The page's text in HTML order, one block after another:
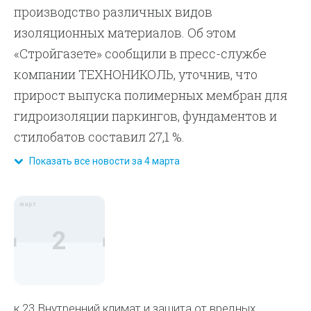
производство различных видов
изоляционных материалов. Об этом
«Стройгазете» сообщили в пресс-службе
компании ТЕХНОНИКОЛЬ, уточнив, что
прирост выпуска полимерных мембран для
гидроизоляции паркингов, фундаментов и
стилобатов составил 27,1 %.
Показать все новости за 4 марта
март
2
к.23 Внутренний климат и защита от вредных